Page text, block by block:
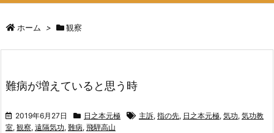
ホーム > 観察
難病が増えていると思う時
2019年6月27日 日之本元極 主訴, 指の先, 日之本元極, 気功, 気功教
室, 観察, 遠隔気功, 難病, 飛騨高山